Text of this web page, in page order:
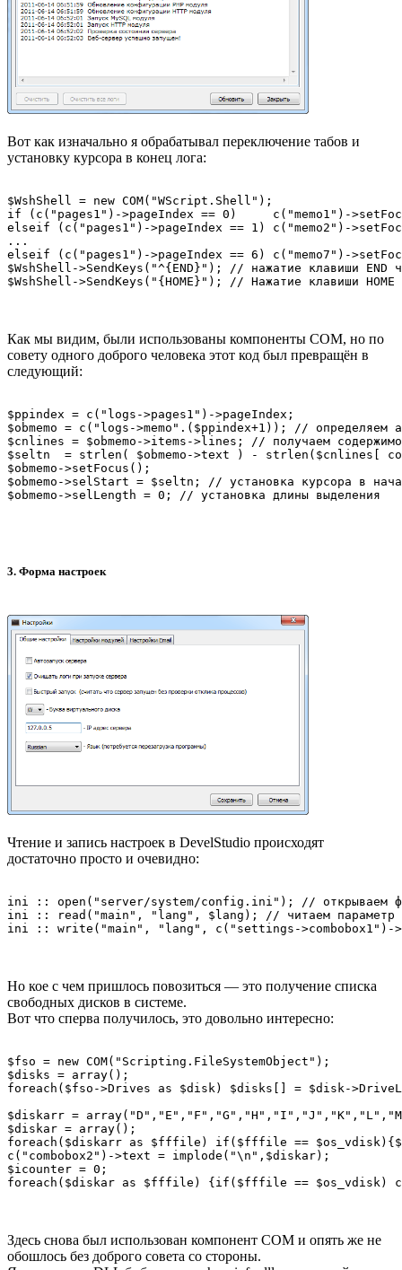
Вот как изначально я обрабатывал переключение табов и
установку курсора в конец лога:
$WshShell = new COM("WScript.Shell");
if (c("pages1")->pageIndex == 0)     c("memo1")-
elseif (c("pages1")->pageIndex == 1) c("memo2")-
...
elseif (c("pages1")->pageIndex == 6) c("memo7")-
$WshShell->SendKeys("^{END}"); // нажатие клавиши END
$WshShell->SendKeys("{HOME}"); // Нажатие клавиши
Как мы видим, были использованы компоненты COM, но по
совету одного доброго человека этот код был превращён в
следующий:
$ppindex = c("logs->pages1")->pageIndex;
$obmemo = c("logs->memo".($ppindex+1)); // определяем
$cnlines = $obmemo->items->lines; // получаем
$seltn  = strlen( $obmemo->text ) - strlen($cnlines[
$obmemo->setFocus();
$obmemo->selStart = $seltn; // установка курсора в
$obmemo->selLength = 0; // установка длины выделения
3. Форма настроек
Чтение и запись настроек в DevelStudio происходят
достаточно просто и очевидно:
ini :: open("server/system/config.ini"); // открываем
ini :: read("main", "lang", $lang); // читаем параметр
ini :: write("main", "lang", c("settings->combobox1")-
Но кое с чем пришлось повозиться — это получение списка
свободных дисков в системе.
Вот что сперва получилось, это довольно интересно:
$fso = new COM("Scripting.FileSystemObject");
$disks = array();
foreach($fso->Drives as $disk) $disks[] = $disk-
$diskarr =
$diskar = array();
foreach($diskarr as $fffile) if($fffile ==
c("combobox2")->text = implode("\n",$diskar);
$icounter = 0;
foreach($diskar as $fffile) {if($fffile == $os_vdisk)
Здесь снова был использован компонент COM и опять же не
обошлось без доброго совета со стороны.